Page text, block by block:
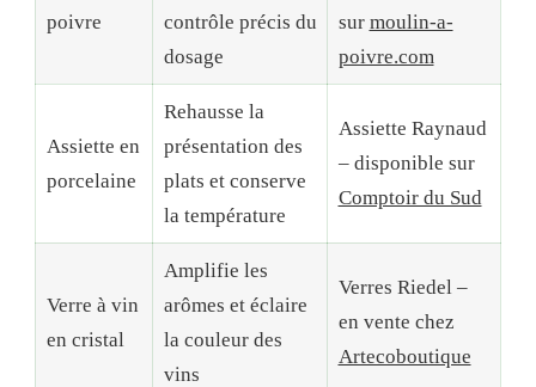
poivre
contrôle précis du
dosage
sur moulin-a-
poivre.com
Assiette en
porcelaine
Rehausse la
présentation des
plats et conserve
la température
Assiette Raynaud
– disponible sur
Comptoir du Sud
Verre à vin
en cristal
Amplifie les
arômes et éclaire
la couleur des
vins
Verres Riedel –
en vente chez
Artecoboutique